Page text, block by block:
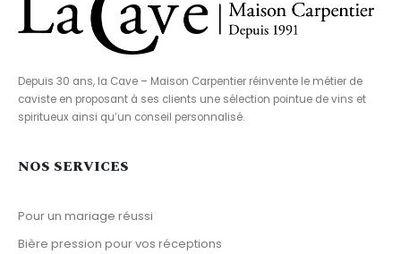
Depuis 30 ans, la Cave – Maison Carpentier réinvente le métier de
caviste en proposant à ses clients une sélection pointue de vins et
spiritueux ainsi qu’un conseil personnalisé.
NOS SERVICES
Pour un mariage réussi
Bière pression pour vos réceptions